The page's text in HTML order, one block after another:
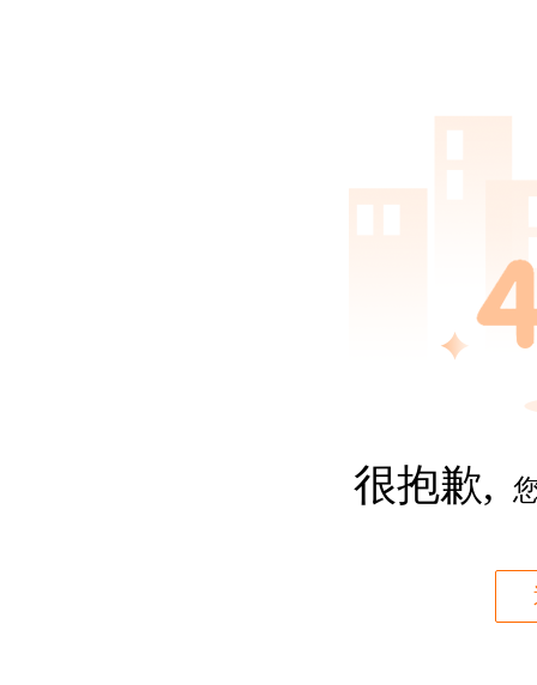
很抱歉,